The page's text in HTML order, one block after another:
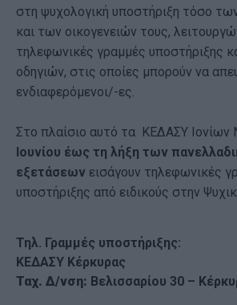
στη ψυχολογική υποστήριξη τόσο
και των οικογενειών τους,
τηλεφωνικές γραμμές υποστήριξης
οδηγιών, στις οποίες μπορούν να
ενδιαφερόμενοι/-ες.
Στο πλαίσιο αυτό τα ΚΕΔΑΣΥ Ιονίων
Ιουνίου έως τη λήξη των
εξετάσεων εισάγουν τηλεφωνικές
υποστήριξης από ειδικούς στην
Τηλ. Γραμμές υποστήριξης:
ΚΕΔΑΣΥ Κέρκυρας
Ταχ. Δ/νση: Βελισσαρίου 30 –